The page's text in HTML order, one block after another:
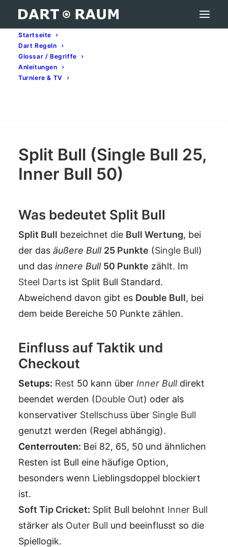
Startseite
Dart Regeln
Glossar / Begriffe
Anleitungen
Turniere & TV
Split Bull (Single Bull 25, Inner Bull 50) – Darts-
Home
Darts-Glossar (A–Z): Begriffe & Bedeutung
Split Bull (Single Bull 25,
Inner Bull 50)
Was bedeutet Split Bull
Split Bull bezeichnet die Bull Wertung, bei
der das äußere Bull 25 Punkte (Single Bull)
und das innere Bull 50 Punkte zählt. Im
Steel Darts ist Split Bull Standard.
Abweichend davon gibt es Double Bull, bei
dem beide Bereiche 50 Punkte zählen.
Einfluss auf Taktik und
Checkout
Setups: Rest 50 kann über Inner Bulldirekt
beendet werden (Double Out) oder als
konservativer Stellschuss über Single Bull
genutzt werden (Regel abhängig).
Centerrouten: Bei 82, 65, 50 und ähnlichen
Resten ist Bull eine häufige Option,
besonders wenn Lieblingsdoppel blockiert
ist.
Soft Tip Cricket: Split Bull belohnt Inner Bull
stärker als Outer Bull und beeinflusst so die
Spiellogik.